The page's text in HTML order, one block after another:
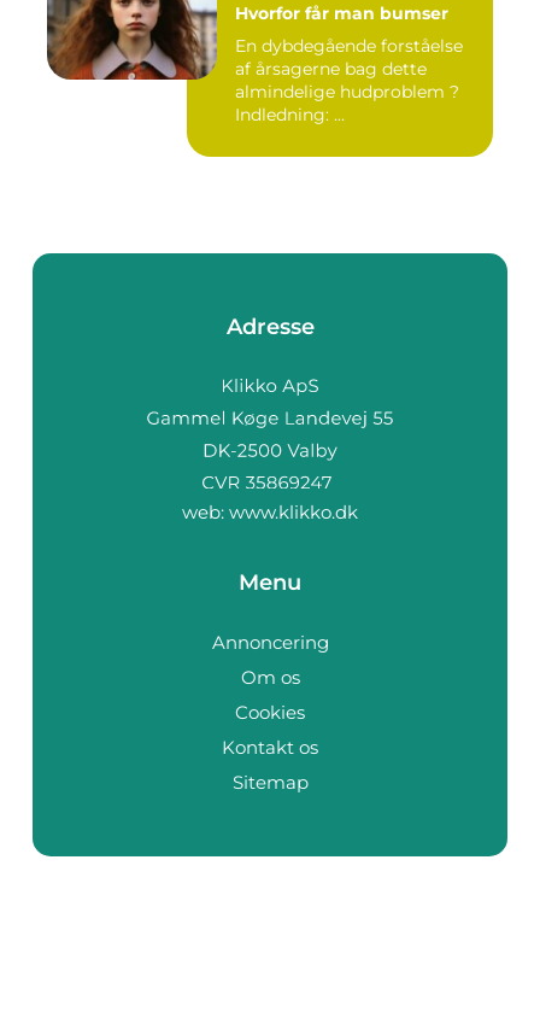
Hvorfor får man bumser
En dybdegående forståelse
af årsagerne bag dette
almindelige hudproblem ?
Indledning: ...
Adresse
web: www.klikko.dk
Menu
Annoncering
Om os
Cookies
Kontakt os
Sitemap